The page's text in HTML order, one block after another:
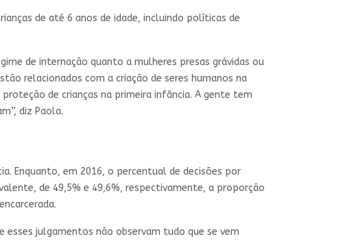
de até 6 anos de idade, incluindo políticas de
de internação quanto a mulheres presas grávidas ou
relacionados com a criação de seres humanos na
de crianças na primeira infância. A gente tem
diz Paola.
Enquanto, em 2016, o percentual de decisões por
de 49,5% e 49,6%, respectivamente, a proporção
esses julgamentos não observam tudo que se vem